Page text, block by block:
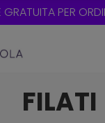
PER
FILATI